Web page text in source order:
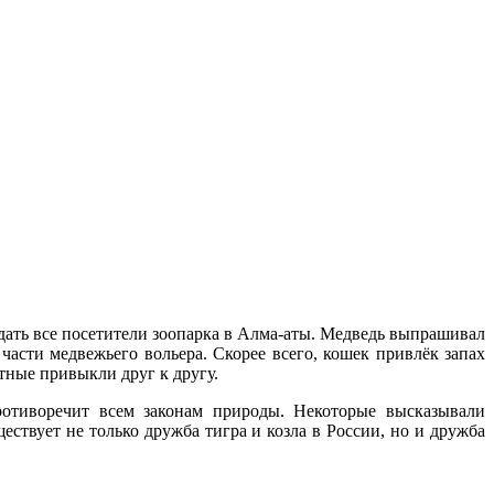
все посетители зоопарка в Алма-аты. Медведь выпрашивал
медвежьего вольера. Скорее всего, кошек привлёк запах
привыкли друг к другу.
всем законам природы. Некоторые высказывали
не только дружба тигра и козла в России, но и дружба